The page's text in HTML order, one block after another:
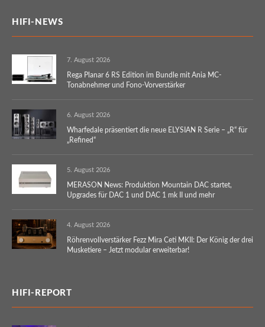
HIFI-NEWS
7. August 2026
Rega Planar 6 RS Edition im Bundle mit Ania MC-
Tonabnehmer und Fono-Vorverstärker
6. August 2026
Wharfedale präsentiert die neue ELYSIAN R Serie – „R“ für
„Refined“
5. August 2026
MERASON News: Produktion Mountain DAC startet,
Upgrades für DAC 1 und DAC 1 mk II und mehr
4. August 2026
Röhrenvollverstärker Fezz Mira Ceti MKII: Der König der drei
Musketiere – Jetzt modular erweiterbar!
HIFI-REPORT